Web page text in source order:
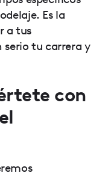
Es la
a tus
serio tu carrera y
con